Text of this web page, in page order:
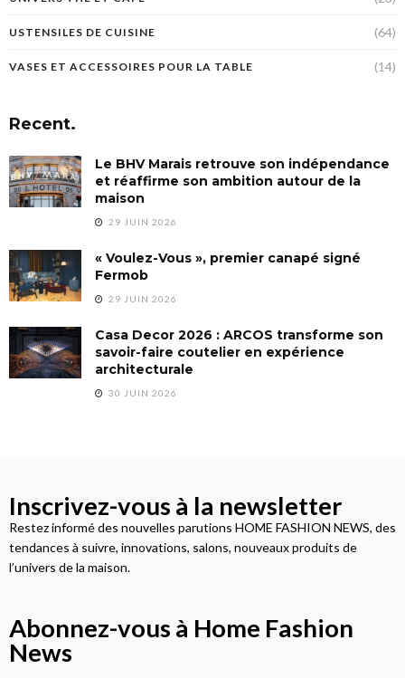
USTENSILES DE CUISINE (64)
VASES ET ACCESSOIRES POUR LA TABLE (14)
Recent.
Le BHV Marais retrouve son indépendance
et réaffirme son ambition autour de la
maison
29 JUIN 2026
« Voulez-Vous », premier canapé signé
Fermob
29 JUIN 2026
Casa Decor 2026 : ARCOS transforme son
savoir-faire coutelier en expérience
architecturale
30 JUIN 2026
Inscrivez-vous à la newsletter
Restez informé des nouvelles parutions HOME FASHION NEWS, des
tendances à suivre, innovations, salons, nouveaux produits de
l’univers de la maison.
Abonnez-vous à Home Fashion
News